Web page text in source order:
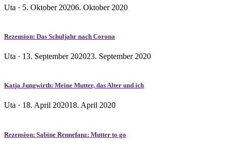
Uta · Veröffentlicht
5. Oktober 20206. Oktober 2020
Rezension: Das Schuljahr nach Corona
Uta · Veröffentlicht
13. September 202023. September 2020
Katja Jungwirth: Meine Mutter, das Alter und ich
Uta · Veröffentlicht
18. April 202018. April 2020
Rezension: Sabine Rennefanz: Mutter to go